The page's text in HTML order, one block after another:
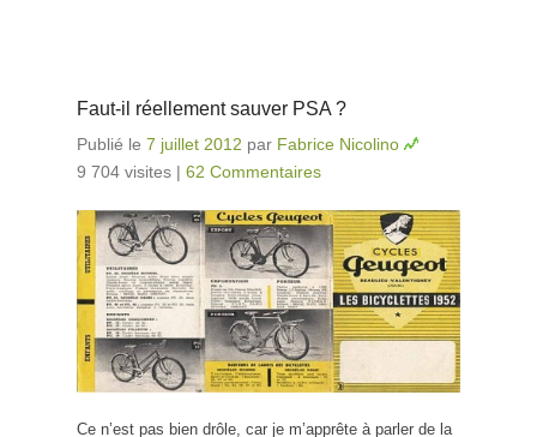
Faut-il réellement sauver PSA ?
Publié le 7 juillet 2012 par Fabrice Nicolino
9 704 visites | 62 Commentaires
Ce n’est pas bien drôle, car je m’apprête à parler de la